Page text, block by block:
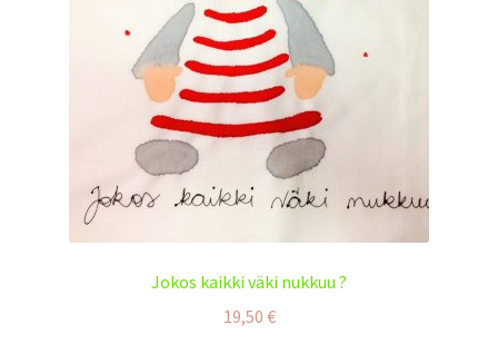
Jokos kaikki väki nukkuu ?
19,50 €